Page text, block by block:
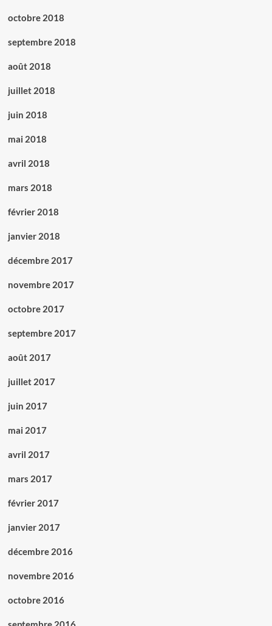
octobre 2018
septembre 2018
août 2018
juillet 2018
juin 2018
mai 2018
avril 2018
mars 2018
février 2018
janvier 2018
décembre 2017
novembre 2017
octobre 2017
septembre 2017
août 2017
juillet 2017
juin 2017
mai 2017
avril 2017
mars 2017
février 2017
janvier 2017
décembre 2016
novembre 2016
octobre 2016